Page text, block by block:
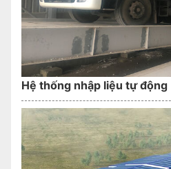
Hệ thống nhập liệu tự động